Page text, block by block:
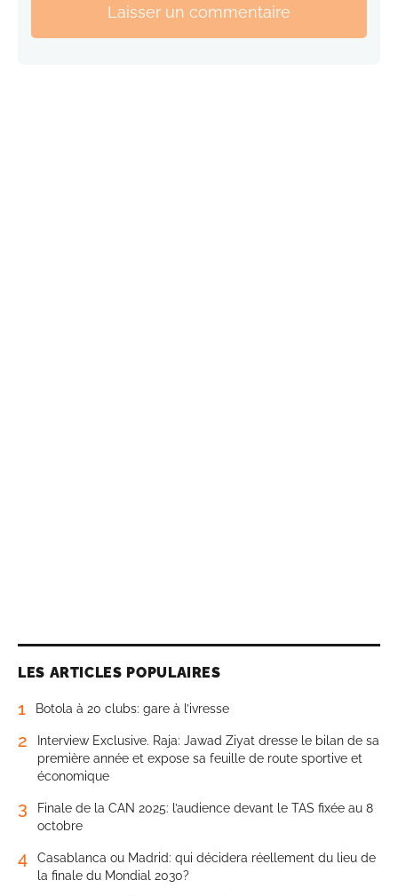
Laisser un commentaire
LES ARTICLES POPULAIRES
1 Botola à 20 clubs: gare à l’ivresse
2
Interview Exclusive. Raja: Jawad Ziyat dresse le bilan de sa
première année et expose sa feuille de route sportive et
économique
3
Finale de la CAN 2025: l’audience devant le TAS fixée au 8
octobre
4
Casablanca ou Madrid: qui décidera réellement du lieu de
la finale du Mondial 2030?